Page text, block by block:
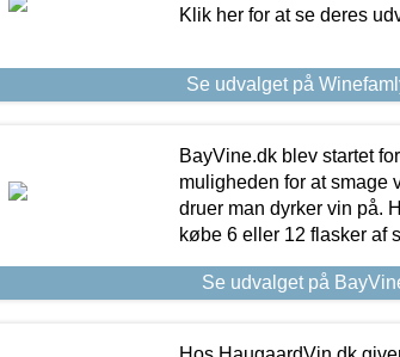
Klik her for at se deres
Se udvalget på
BayVine.dk blev startet
muligheden for at smage
druer man dyrker vin på.
købe 6 eller 12 flasker af
Se udvalget på